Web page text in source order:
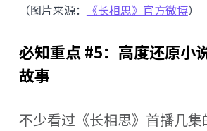
（图片来源： 《长相思》官方微博）
必知重点 #5：高度还原小
故事
不少看过《长相思》首播几集